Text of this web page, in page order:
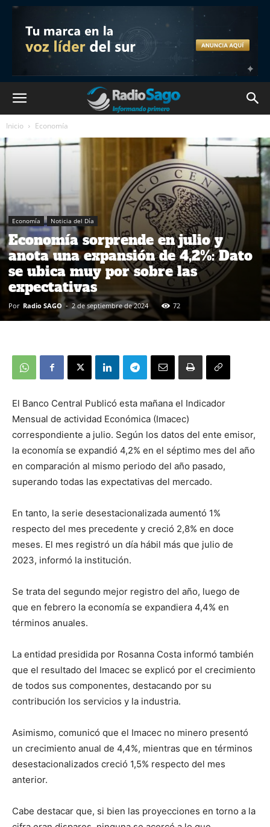
Inicio Economía
Economía Noticia del Día
Economía sorprende en julio y
anota una expansión de 4,2%: Dato
se ubica muy por sobre las
expectativas
Por Radio SAGO - 2 de septiembre de 2024 72
El Banco Central Publicó esta mañana el Indicador
Mensual de actividad Económica (Imacec)
correspondiente a julio. Según los datos del ente emisor,
la economía se expandió 4,2% en el séptimo mes del año
en comparación al mismo periodo del año pasado,
superando todas las expectativas del mercado.
En tanto, la serie desestacionalizada aumentó 1%
respecto del mes precedente y creció 2,8% en doce
meses. El mes registró un día hábil más que julio de
2023, informó la institución.
Se trata del segundo mejor registro del año, luego de
que en febrero la economía se expandiera 4,4% en
términos anuales.
La entidad presidida por Rosanna Costa informó también
que el resultado del Imacec se explicó por el crecimiento
de todos sus componentes, destacando por su
contribución los servicios y la industria.
Asimismo, comunicó que el Imacec no minero presentó
un crecimiento anual de 4,4%, mientras que en términos
desestacionalizados creció 1,5% respecto del mes
anterior.
Cabe destacar que, si bien las proyecciones en torno a la